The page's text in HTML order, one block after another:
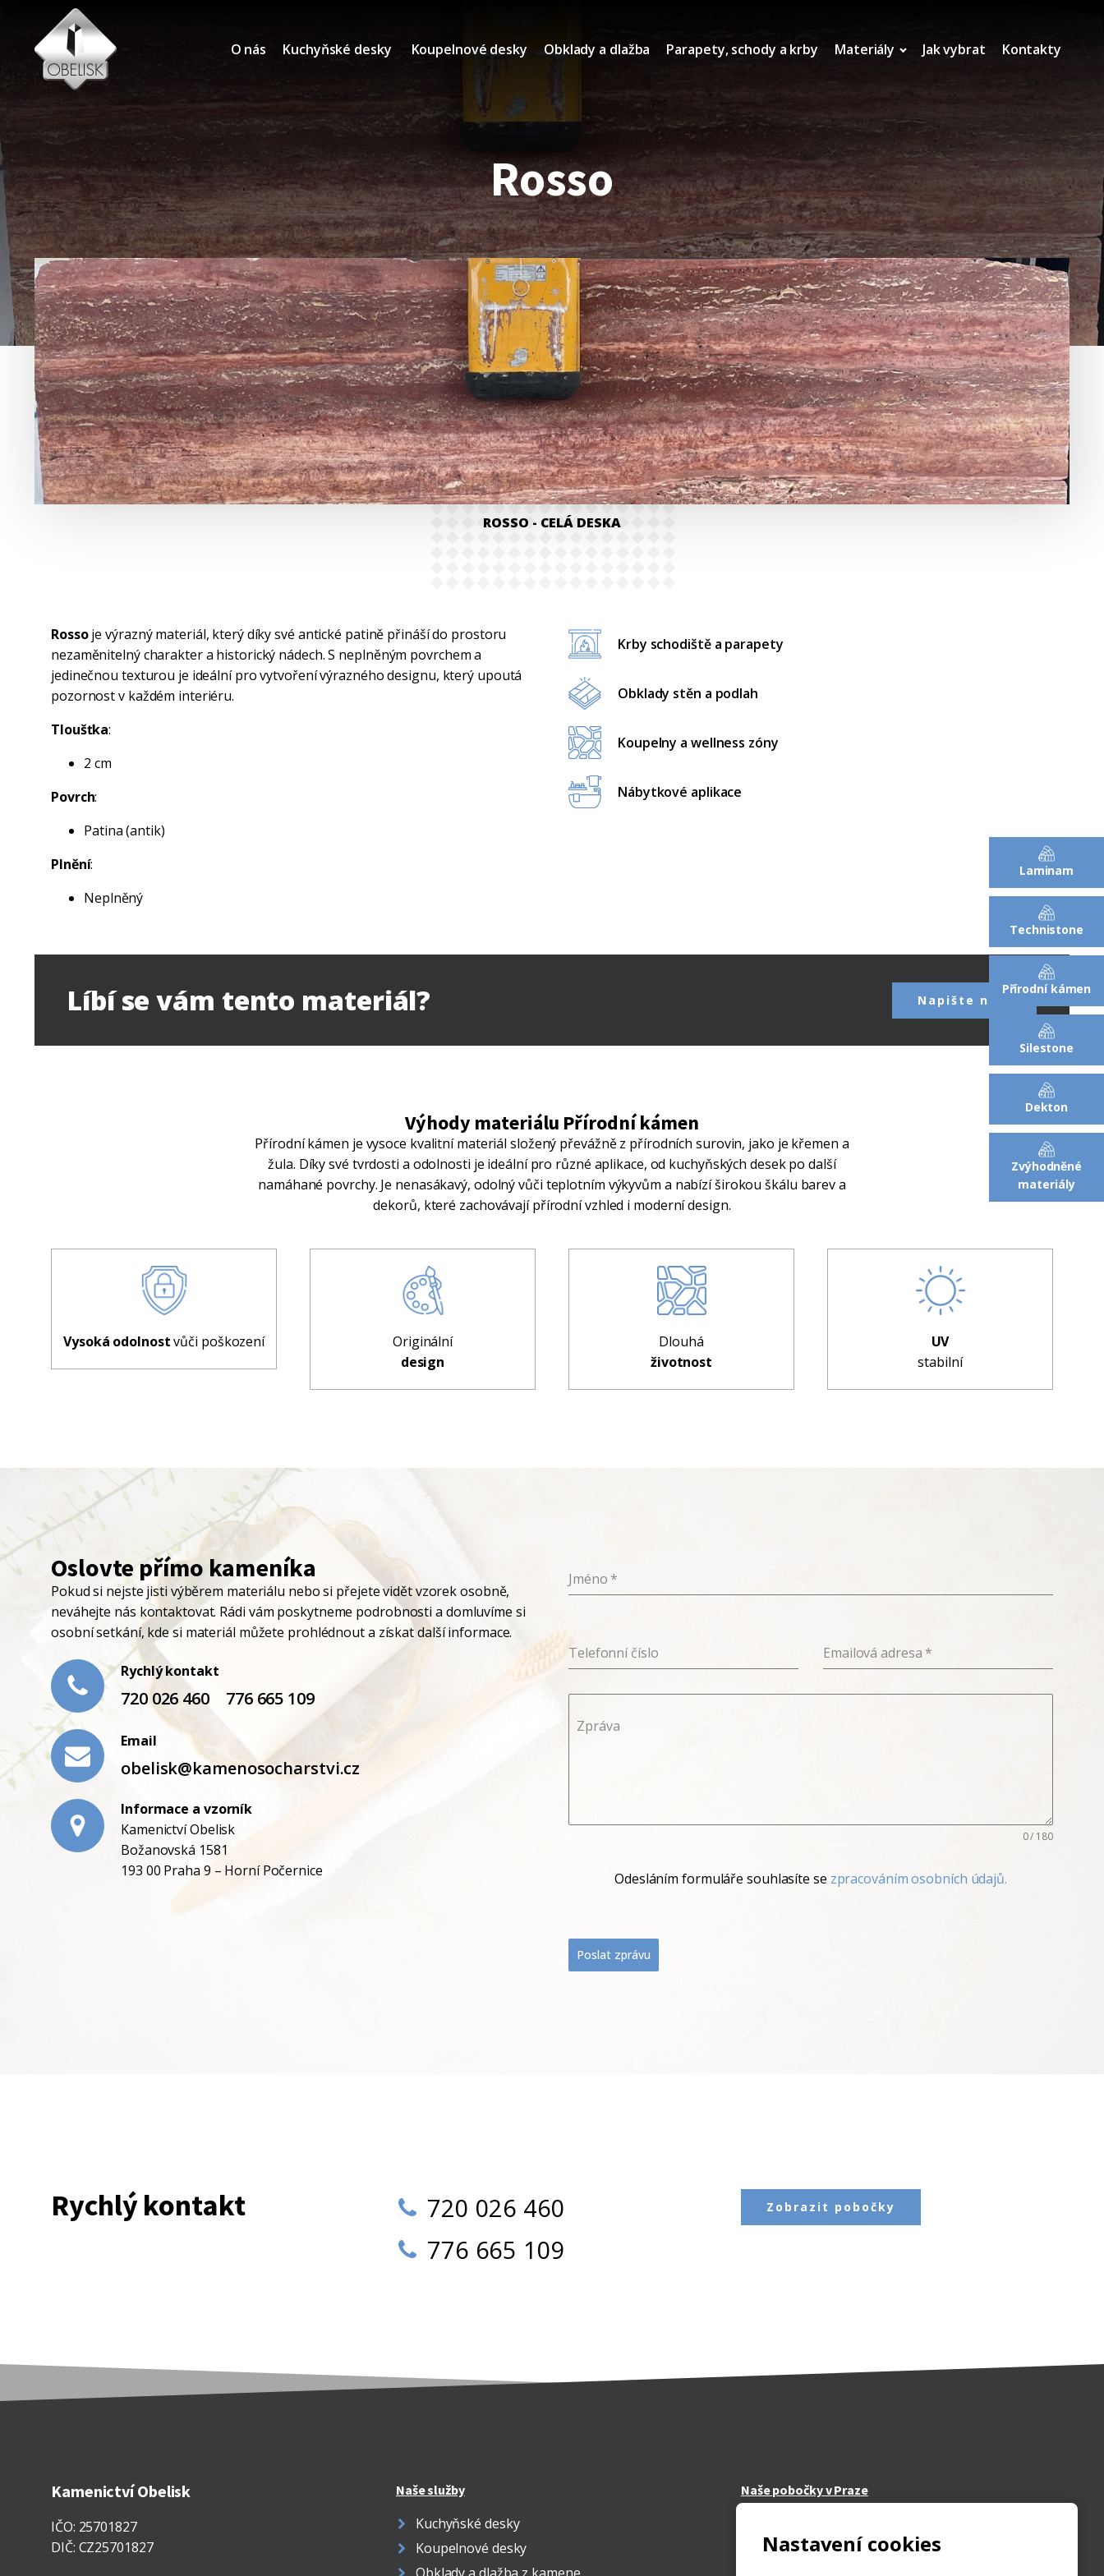
O nás Kuchyňské desky Koupelnové desky Obklady a dlažba Parapety, schody a krby Materiály Jak vybrat Kontakty
Rosso
ROSSO - CELÁ DESKA
Rossoje výrazný materiál, který díky své antické patině přináší do prostoru
nezaměnitelný charakter a historický nádech. S neplněným povrchem a
jedinečnou texturou je ideální pro vytvoření výrazného designu, který upoutá
pozornost v každém interiéru.
Tloušťka:
2 cm
Povrch:
Patina (antik)
Plnění:
Neplněný
Krby schodiště a parapety
Obklady stěn a podlah
Koupelny a wellness zóny
Nábytkové aplikace
Líbí se vám tento materiál? Napište nám
Výhody materiálu Přírodní kámen
Přírodní kámen je vysoce kvalitní materiál složený převážně z přírodních surovin, jako je křemen a
žula. Díky své tvrdosti a odolnosti je ideální pro různé aplikace, od kuchyňských desek po další
namáhané povrchy. Je nenasákavý, odolný vůči teplotním výkyvům a nabízí širokou škálu barev a
dekorů, které zachovávají přírodní vzhled i moderní design.
Vysoká odolnostvůči poškození
Originální
design
Dlouhá
životnost
UV
stabilní
Oslovte přímo kameníka
Pokud si nejste jisti výběrem materiálu nebo si přejete vidět vzorek osobně,
neváhejte nás kontaktovat. Rádi vám poskytneme podrobnosti a domluvíme si
osobní setkání, kde si materiál můžete prohlédnout a získat další informace.
Rychlý kontakt
720 026 460 776 665 109
Email
obelisk@kamenosocharstvi.cz
Informace a vzorník
Kamenictví Obelisk
Božanovská 1581
193 00 Praha 9 – Horní Počernice
Jméno *
Telefonní číslo Emailová adresa *
Zpráva
0 / 180
Odesláním formuláře souhlasíte se zpracováním osobních údajů.
Poslat zprávu
Laminam
Technistone
Přírodní kámen
Silestone
Dekton
Zvýhodněné
materiály
Rychlý kontakt
720 026 460
776 665 109
Zobrazit pobočky
Kamenictví Obelisk
IČO: 25701827
DIČ: CZ25701827
Naše služby
Kuchyňské desky
Koupelnové desky
Naše pobočky v Praze
Žižkov
Nastavení cookies